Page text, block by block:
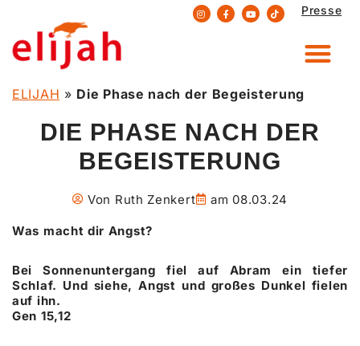
Zum
Inhalt
springen
Presse
ELIJAH » Die Phase nach der Begeisterung
DIE PHASE NACH DER
BEGEISTERUNG
Von Ruth Zenkert am 08.03.24
Was macht dir Angst?
Bei Sonnenuntergang fiel auf Abram ein tiefer
Schlaf. Und siehe, Angst und großes Dunkel fielen
auf ihn.
Gen 15,12